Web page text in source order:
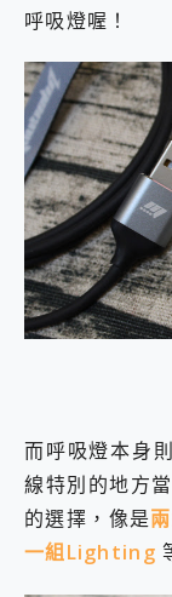
呼吸燈喔！
而呼吸燈本身
線特別的地方
的選擇，像是
一組Lighting